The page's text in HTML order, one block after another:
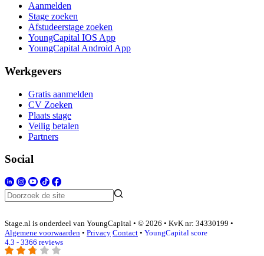
Aanmelden
Stage zoeken
Afstudeerstage zoeken
YoungCapital IOS App
YoungCapital Android App
Werkgevers
Gratis aanmelden
CV Zoeken
Plaats stage
Veilig betalen
Partners
Social
Stage.nl is onderdeel van YoungCapital • © 2026 • KvK nr: 34330199 •
Algemene voorwaarden • Privacy Contact • YoungCapital score
4.3 - 3366 reviews